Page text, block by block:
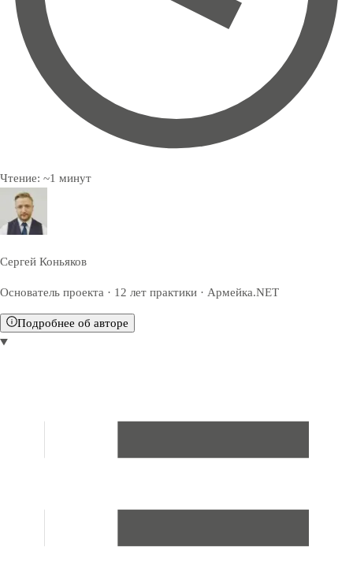
Чтение: ~1 минут
Сергей Коньяков
Основатель проекта · 12 лет практики · Армейка.NET
Подробнее об авторе